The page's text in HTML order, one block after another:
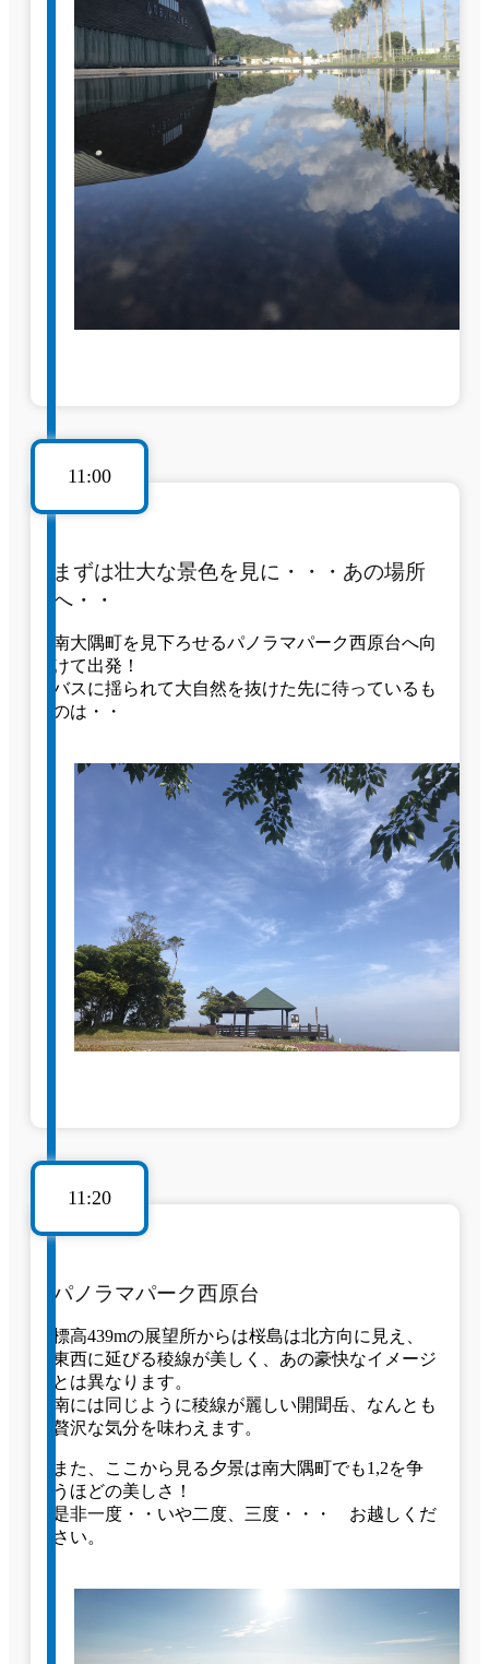
11:00
まずは壮大な景色を見に・・・あの場所
へ・・
南大隅町を見下ろせるパノラマパーク西原台へ向
けて出発！
バスに揺られて大自然を抜けた先に待っているも
のは・・
11:20
パノラマパーク西原台
標高439mの展望所からは桜島は北方向に見え、
東西に延びる稜線が美しく、あの豪快なイメージ
とは異なります。
南には同じように稜線が麗しい開聞岳、なんとも
贅沢な気分を味わえます。
また、ここから見る夕景は南大隅町でも1,2を争
うほどの美しさ！
是非一度・・いや二度、三度・・・ お越しくだ
さい。